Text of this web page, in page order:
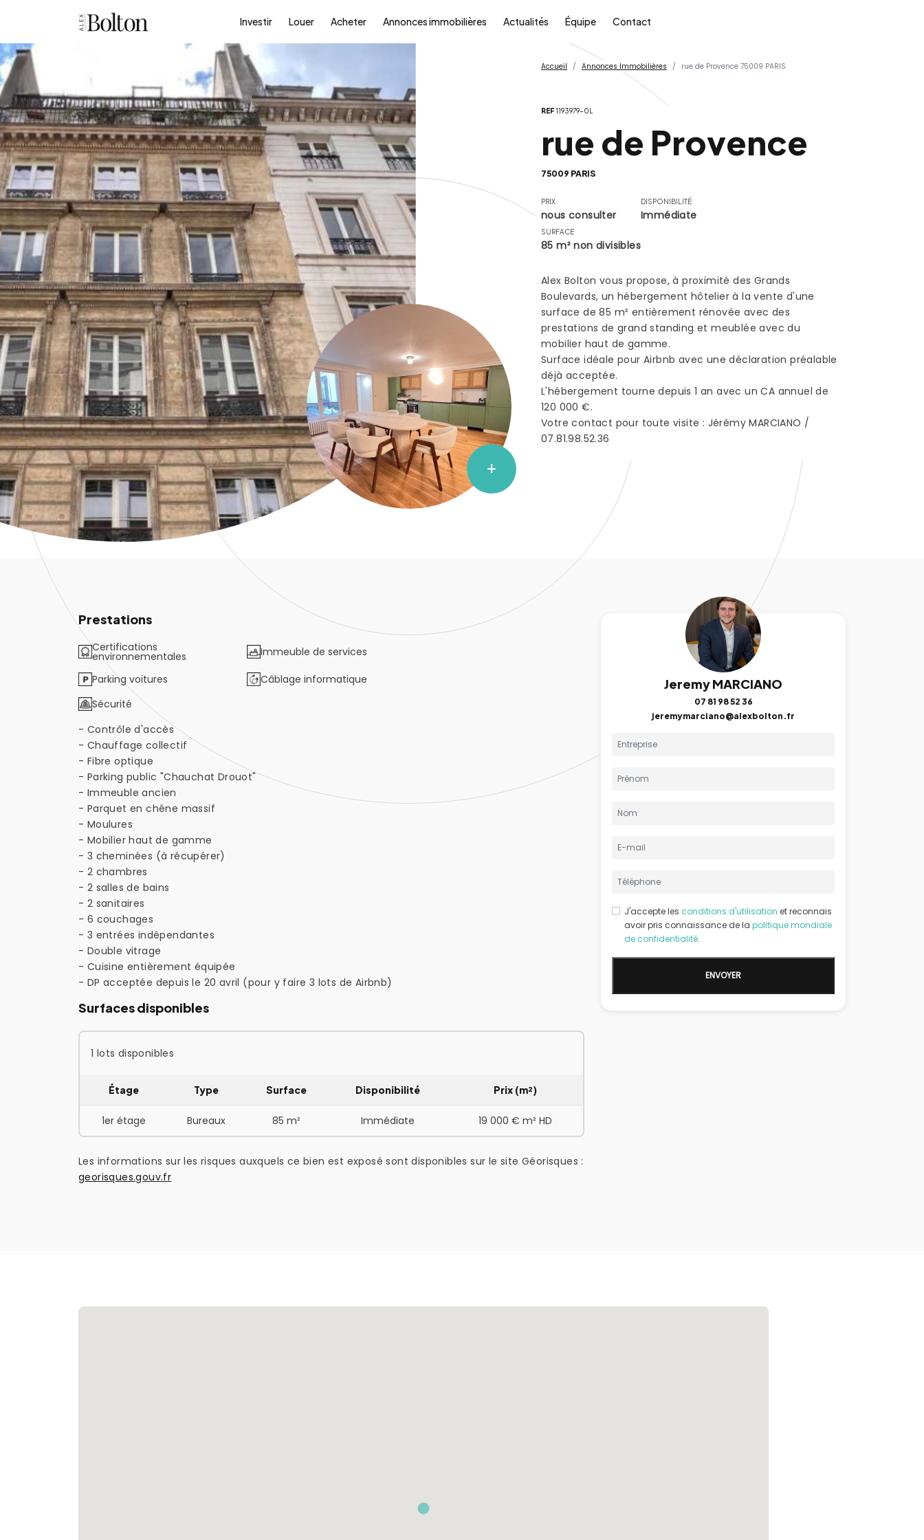
Investir Louer Acheter Annonces immobilières Actualités Équipe Contact
+
Accueil Annonces Immobilières rue de Provence 75009 PARIS
REF1193979-0L
rue de Provence
75009 PARIS
PRIX
nous consulter
SURFACE
85 m² non divisibles
DISPONIBILITÉ
Immédiate
Alex Bolton vous propose, à proximité des Grands
Boulevards, un hébergement hôtelier à la vente d'une
surface de 85 m² entièrement rénovée avec des
prestations de grand standing et meublée avec du
mobilier haut de gamme.
Surface idéale pour Airbnb avec une déclaration préalable
déjà acceptée.
L'hébergement tourne depuis 1 an avec un CA annuel de
120 000 €.
Votre contact pour toute visite : Jérémy MARCIANO /
07.81.98.52.36
Prestations
Certifications
environnementales
Immeuble de services
Parking voitures
Câblage informatique
Sécurité
- Contrôle d'accès
- Chauffage collectif
- Fibre optique
- Parking public "Chauchat Drouot"
- Immeuble ancien
- Parquet en chêne massif
- Moulures
- Mobilier haut de gamme
- 3 cheminées (à récupérer)
- 2 chambres
- 2 salles de bains
- 2 sanitaires
- 6 couchages
- 3 entrées indépendantes
- Double vitrage
- Cuisine entièrement équipée
- DP acceptée depuis le 20 avril (pour y faire 3 lots de Airbnb)
Surfaces disponibles
1 lots disponibles
Étage Type Surface Disponibilité Prix (m²)
1er étage Bureaux 85 m² Immédiate 19 000 € m² HD
Les informations sur les risques auxquels ce bien est exposé sont disponibles sur le site Géorisques :
georisques.gouv.fr
Jeremy MARCIANO
07 81 98 52 36
jeremymarciano@alexbolton.fr
J'accepte les conditions d'utilisation et reconnais
avoir pris connaissance de la politique mondiale
de confidentialité.